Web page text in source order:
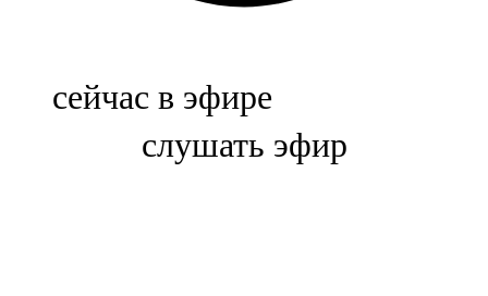
Болгар
сейчас в эфире
слушать эфир